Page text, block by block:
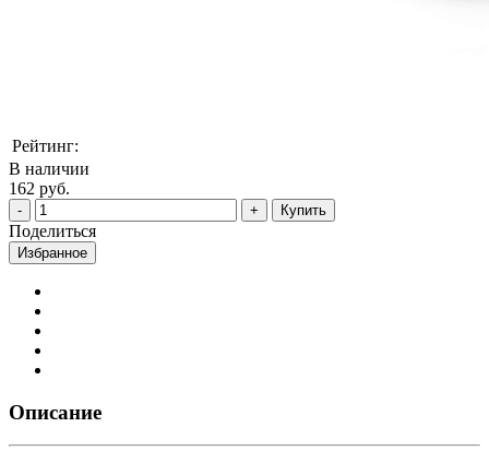
Рейтинг:
В наличии
162 руб.
Купить
Поделиться
Избранное
Описание